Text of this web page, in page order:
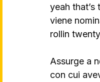
yeah
viene
rollin
Assurge a
con cui